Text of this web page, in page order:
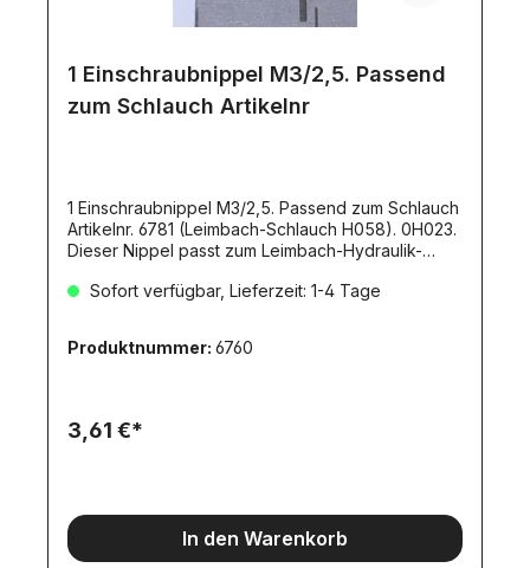
1 Einschraubnippel M3/2,5. Passend
zum Schlauch Artikelnr
1 Einschraubnippel M3/2,5. Passend zum Schlauch
Artikelnr. 6781 (Leimbach-Schlauch H058). 0H023.
Dieser Nippel passt zum Leimbach-Hydraulik-
Sofort verfügbar, Lieferzeit: 1-4 Tage
Produktnummer: 6760
3,61 €*
In den Warenkorb